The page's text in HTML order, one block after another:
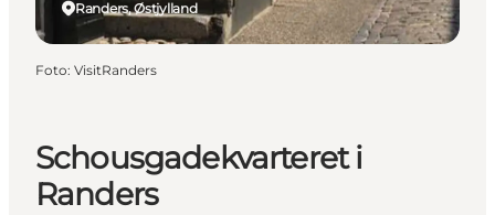
Schousgadekvarteret i
Randers
Randers, Østjylland
Foto: VisitRanders